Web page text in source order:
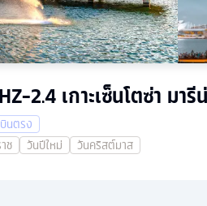
2.4 เกาะเซ็นโตซ่า ม
บินตรง
ช วันปีใหม่ วันคริสต์มาส